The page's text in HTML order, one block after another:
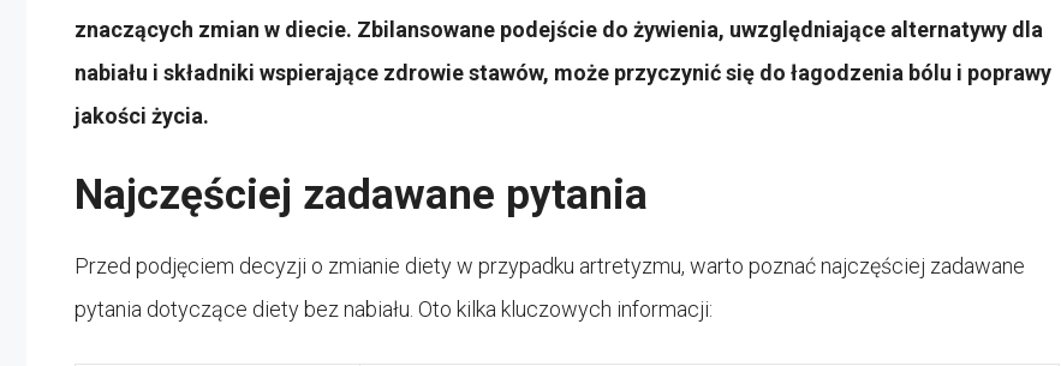
znaczących zmian w diecie. Zbilansowane podejście do żywienia, uwzględniające alternatywy dla
nabiału i składniki wspierające zdrowie stawów, może przyczynić się do łagodzenia bólu i poprawy
jakości życia.
Najczęściej zadawane pytania
Przed podjęciem decyzji o zmianie diety w przypadku artretyzmu, warto poznać najczęściej zadawane
pytania dotyczące diety bez nabiału. Oto kilka kluczowych informacji: